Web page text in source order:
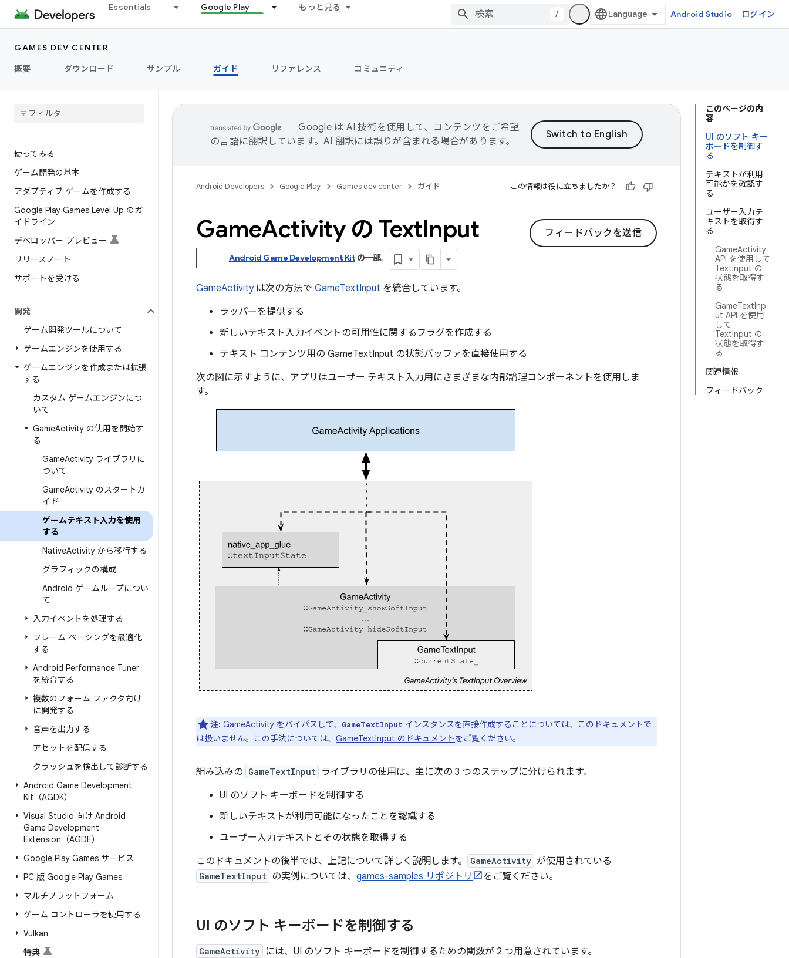
Essentials Google Play もっと見る
/ Android Studio ログイン
GAMES DEV CENTER
概要
ダウンロード サンプル ガイド リファレンス コミュニティ
使ってみる
ゲーム開発の基本
アダプティブ ゲームを作成する
Google Play Games Level Up のガ
イドライン
デベロッパー プレビュー
リリースノート
サポートを受ける
開発
ゲーム開発ツールについて
ゲームエンジンを使用する
ゲームエンジンを作成または拡張
する
カスタム ゲームエンジンにつ
いて
GameActivity の使用を開始す
る
GameActivity ライブラリに
ついて
GameActivity のスタートガ
イド
ゲームテキスト入力を使用
する
NativeActivity から移行する
グラフィックの構成
Android ゲームループについ
て
入力イベントを処理する
フレーム ペーシングを最適化
する
Android Performance Tuner
を統合する
複数のフォーム ファクタ向け
に開発する
音声を出力する
アセットを配信する
クラッシュを検出して診断する
Android Game Development
Kit（AGDK）
Visual Studio 向け Android
Game Development
Extension（AGDE）
Google Play Games サービス
PC 版 Google Play Games
マルチプラットフォーム
ゲーム コントローラを使用する
Vulkan
特典
このページの内
容
UI のソフト キー
ボードを制御す
る
テキストが利用
可能かを確認す
る
ユーザー入力テ
キストを取得す
る
GameActivity
API を使用して
TextInput の
状態を取得す
る
GameTextInp
ut API を使用
して
TextInput の
状態を取得す
る
関連情報
フィードバック
Google は AI 技術を使用して、コンテンツをご希望
の言語に翻訳しています。AI 翻訳には誤りが含まれる場合があります。
Android Developers Google Play Games dev center ガイド この情報は役に立ちましたか？
フィードバックを送信
GameActivity の TextInput
Android Game Development Kit の一部。
GameActivityは次の方法で GameTextInput を統合しています。
ラッパーを提供する
新しいテキスト入力イベントの可用性に関するフラグを作成する
テキスト コンテンツ用の GameTextInput の状態バッファを直接使用する
次の図に示すように、アプリはユーザー テキスト入力用にさまざまな内部論理コンポーネントを使用しま
す。
注: GameActivity をバイパスして、 GameTextInput インスタンスを直接作成することについては、このドキュメントで
は扱いません。この手法については、 GameTextInput のドキュメントをご覧ください。
組み込みの GameTextInput ライブラリの使用は、主に次の 3 つのステップに分けられます。
UI のソフト キーボードを制御する
新しいテキストが利用可能になったことを認識する
ユーザー入力テキストとその状態を取得する
このドキュメントの後半では、上記について詳しく説明します。
GameActivity が使用されている
GameTextInput の実例については、 games-samples リポジトリ をご覧ください。
UI のソフト キーボードを制御する
GameActivity には、UI のソフト キーボードを制御するための関数が 2 つ用意されています。